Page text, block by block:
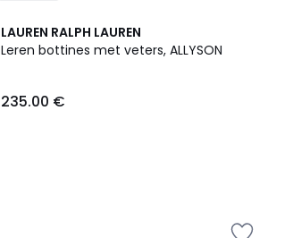
LAUREN RALPH LAUREN
Leren bottines met veters, ALLYSON
235.00 €